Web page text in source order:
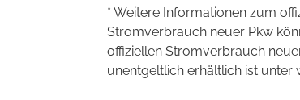
* Weitere Informationen zum
Stromverbrauch neuer Pkw
offiziellen Stromverbrauch
unentgeltlich erhältlich ist unter